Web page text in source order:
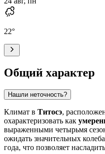
22°
Общий характер
Нашли неточность?
Климат в Титосэ,
охарактеризовать как
выраженными четырьмя
ожидать значительных
года, что позволяет